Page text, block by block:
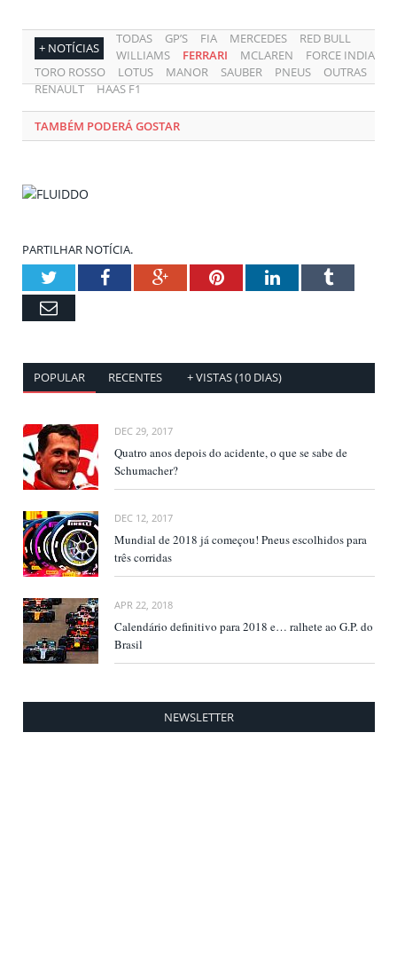
+ NOTÍCIAS
TODAS GP’S FIA MERCEDES
RED BULL
WILLIAMS
FERRARI MCLAREN
FORCE INDIA
TORO ROSSO
LOTUS MANOR SAUBER PNEUS
OUTRAS
RENAULT
HAAS F1
TAMBÉM PODERÁ GOSTAR
PARTILHAR NOTÍCIA.
TwitterFacebookGoogle+PinterestLinkedInTumblr
Email
POPULAR RECENTES + VISTAS (10 DIAS)
DEC 29, 2017
Quatro anos depois do acidente, o que se sabe de
Schumacher?
DEC 12, 2017
Mundial de 2018 já começou! Pneus escolhidos para
três corridas
APR 22, 2018
Calendário definitivo para 2018 e… ralhete ao G.P. do
Brasil
NEWSLETTER